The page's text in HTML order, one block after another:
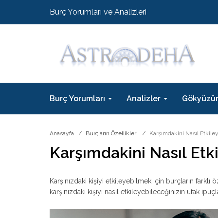
Burç Yorumları ve Analizleri
Burç Yorumları Analizler
Anasayfa Burçların Özellikleri Karşımdakini Nasıl
Karşımdakini Nasıl
Karşınızdaki kişiyi etkileyebilmek için burçların
karşınızdaki kişiyi nasıl etkileyebileceğinizin ufak